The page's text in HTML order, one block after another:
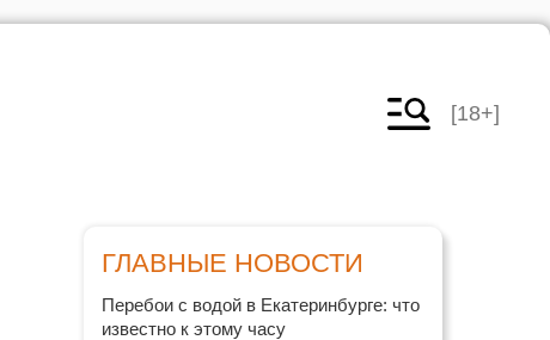
[18+]
ГЛАВНЫЕ НОВОСТИ
Перебои с водой в Екатеринбурге: что
известно к этому часу